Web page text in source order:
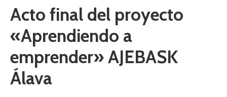
Noticias
/
Acto final del proyecto
«Aprendiendo a
emprender» AJEBASK
Álava